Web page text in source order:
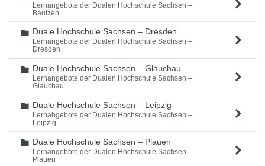
Lernangebote der Dualen Hochschule Sachsen –
Bautzen
Ordner
Duale Hochschule Sachsen – Dresden
Lernangebote der Dualen Hochschule Sachsen –
Dresden
Ordner
Duale Hochschule Sachsen – Glauchau
Lernangebote der Dualen Hochschule Sachsen –
Glauchau
Ordner
Duale Hochschule Sachsen – Leipzig
Lernabgebote der Dualen Hochschule Sachsen –
Leipzig
Ordner
Duale Hochschule Sachsen – Plauen
Lernangebote der Dualen Hochschule Sachsen –
Plauen